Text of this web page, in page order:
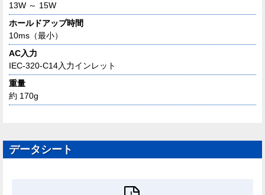
13W ～ 15W
ホールドアップ時間
10ms（最小）
AC入力
IEC-320-C14入力インレット
重量
約 170g
データシート